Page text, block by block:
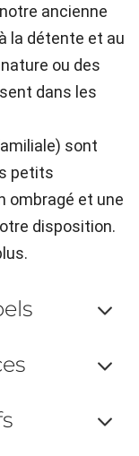
ancienne
la détente et au
ou des
dans les
sont
petits
ombragé et une
disposition.
ou
ou